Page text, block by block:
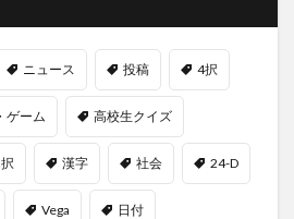
ニュース 投稿 4択
ゲーム 高校生クイズ
漢字 社会 24-D
Vega 日付